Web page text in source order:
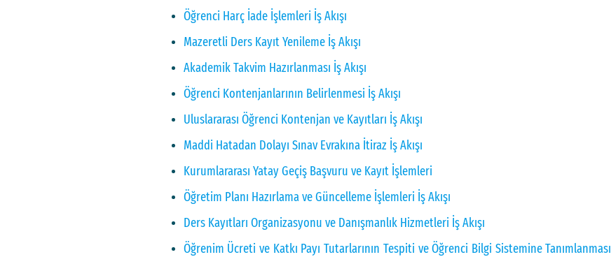
Öğrenci Harç İade İşlemleri İş Akışı
Mazeretli Ders Kayıt Yenileme İş Akışı
Akademik Takvim Hazırlanması İş Akışı
Öğrenci Kontenjanlarının Belirlenmesi İş Akışı
Uluslararası Öğrenci Kontenjan ve Kayıtları İş Akışı
Maddi Hatadan Dolayı Sınav Evrakına İtiraz İş Akışı
Kurumlararası Yatay Geçiş Başvuru ve Kayıt İşlemleri
Öğretim Planı Hazırlama ve Güncelleme İşlemleri İş Akışı
Ders Kayıtları Organizasyonu ve Danışmanlık Hizmetleri İş Akışı
Öğrenim Ücreti ve Katkı Payı Tutarlarının Tespiti ve Öğrenci Bilgi Sistemine Tanımlanması